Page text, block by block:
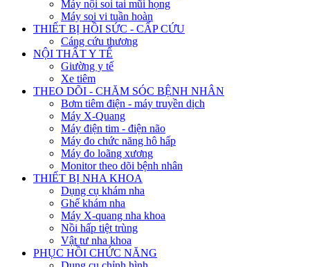
Máy nội soi tai mũi họng
Máy soi vi tuần hoàn
THIẾT BỊ HỒI SỨC - CẤP CỨU
Cáng cứu thương
NỘI THẤT Y TẾ
Giường y tế
Xe tiêm
THEO DÕI - CHĂM SÓC BỆNH NHÂN
Bơm tiêm điện - máy truyền dịch
Máy X-Quang
Máy điện tim - điện não
Máy đo chức năng hô hấp
Máy đo loãng xương
Monitor theo dõi bệnh nhân
THIẾT BỊ NHA KHOA
Dụng cụ khám nha
Ghế khám nha
Máy X-quang nha khoa
Nồi hấp tiệt trùng
Vật tư nha khoa
PHỤC HỒI CHỨC NĂNG